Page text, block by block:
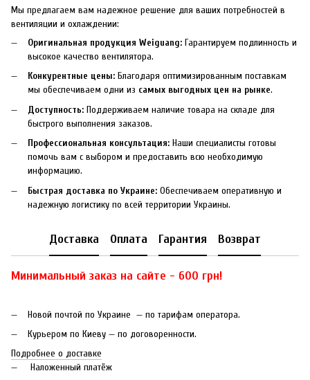
Мы предлагаем вам надежное решение для ваших потребностей в
вентиляции и охлаждении:
Оригинальная продукция Weiguang: Гарантируем подлинность и
высокое качество вентилятора.
Конкурентные цены: Благодаря оптимизированным поставкам
мы обеспечиваем одни из самых выгодных цен на рынке.
Доступность: Поддерживаем наличие товара на складе для
быстрого выполнения заказов.
Профессиональная консультация: Наши специалисты готовы
помочь вам с выбором и предоставить всю необходимую
информацию.
Быстрая доставка по Украине: Обеспечиваем оперативную и
надежную логистику по всей территории Украины.
Доставка Оплата Гарантия Возврат
Минимальный заказ на сайте - 600 грн!
Новой почтой по Украине — по тарифам оператора.
Курьером по Киеву — по договоренности.
Подробнее о доставке
Наложенный платёж